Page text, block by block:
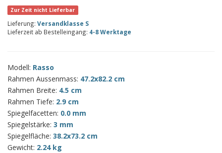
Zur Zeit nicht Lieferbar
Lieferung: Versandklasse S
Lieferzeit ab Bestelleingang: 4-8 Werktage
Modell: Rasso
Rahmen Aussenmass: 47.2x82.2 cm
Rahmen Breite: 4.5 cm
Rahmen Tiefe: 2.9 cm
Spiegelfacetten: 0.0 mm
Spiegelstärke: 3 mm
Spiegelfläche: 38.2x73.2 cm
Gewicht: 2.24 kg